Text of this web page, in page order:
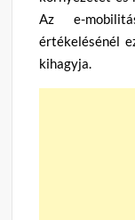
Az e-
értékelésénél
kihagyja.